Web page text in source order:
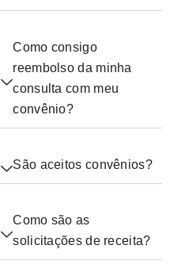
Como consigo
reembolso da minha
consulta com meu
convênio?
São aceitos convênios?
Como são as
solicitações de receita?